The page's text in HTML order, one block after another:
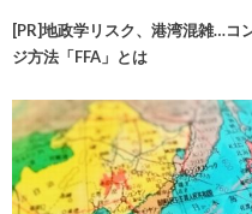
[PR]地政学リスク、港湾混雑…コ
ジ方法「FFA」とは